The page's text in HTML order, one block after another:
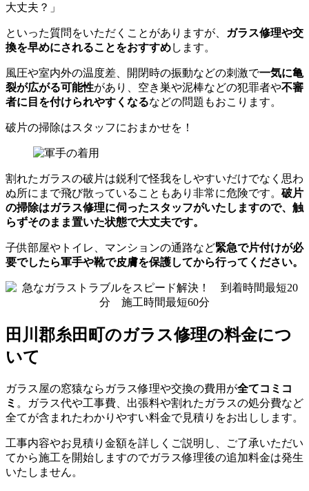
大丈夫？」
といった質問をいただくことがありますが、
ガラス修理や交
換を早めにされることをおすすめします。
風圧や室内外の温度差、開閉時の振動などの刺激で一気に亀
裂が広がる可能性があり、空き巣や泥棒などの犯罪者や不審
者に目を付けられやすくなるなどの問題もおこります。
破片の掃除はスタッフにおまかせを！
割れたガラスの破片は鋭利で怪我をしやすいだけでなく思わ
ぬ所にまで飛び散っていることもあり非常に危険です。 破片
の掃除はガラス修理に伺ったスタッフがいたしますので、触
らずそのまま置いた状態で大丈夫です。
子供部屋やトイレ、マンションの通路など緊急で片付けが必
要でしたら軍手や靴で皮膚を保護してから行ってください。
田川郡糸田町のガラス修理の料金につ
いて
ガラス屋の窓猿ならガラス修理や交換の費用が全てコミコ
ミ 。ガラス代や工事費、出張料や割れたガラスの処分費など
全てが含まれたわかりやすい料金で見積りをお出しします。
工事内容やお見積り金額を詳しくご説明し、ご了承いただい
てから施工を開始しますのでガラス修理後の追加料金は発生
いたしません。